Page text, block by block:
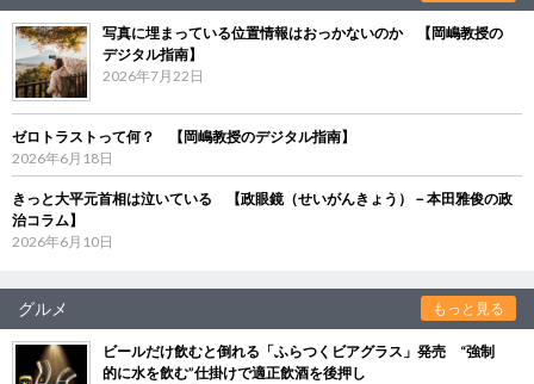
写真に埋まっている位置情報はおっかないのか 【岡嶋教授の
デジタル指南】
2026年7月22日
ゼロトラストって何？ 【岡嶋教授のデジタル指南】
2026年6月18日
きっと大平元首相は泣いている 【政眼鏡（せいがんきょう）－本田雅俊の政
治コラム】
2026年6月10日
グルメ もっと見る
ビールだけ飲むと倒れる「ふらつくビアグラス」発売 “強制
的に水を飲む”仕掛けで適正飲酒を後押し